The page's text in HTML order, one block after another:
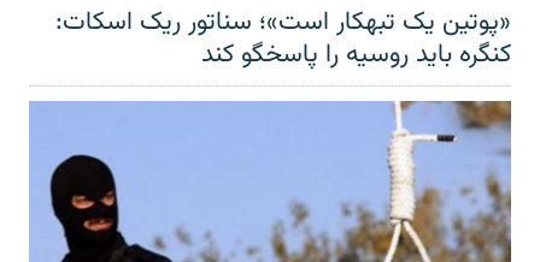
«پوتین یک تبهکار است»؛ سناتور ریک اسکات:
کنگره باید روسیه را پاسخگو کند